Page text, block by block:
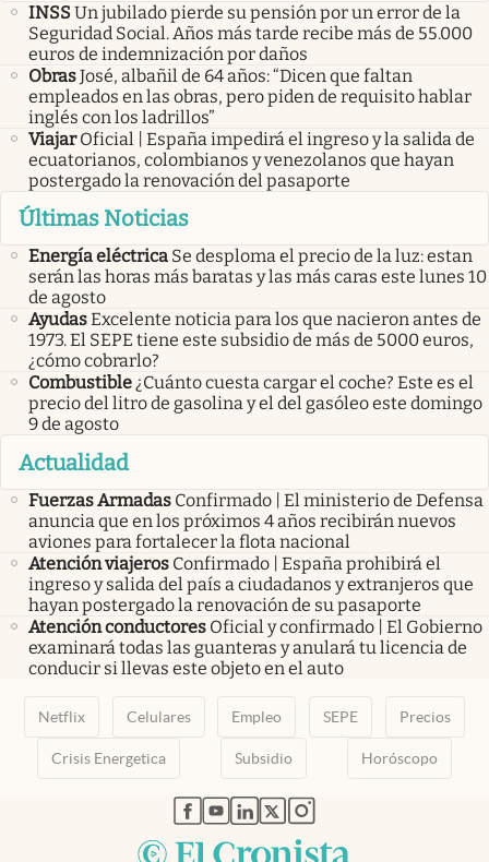
INSSUn jubilado pierde su pensión por un error de la
Seguridad Social. Años más tarde recibe más de 55.000
euros de indemnización por daños
ObrasJosé, albañil de 64 años: “Dicen que faltan
empleados en las obras, pero piden de requisito hablar
inglés con los ladrillos”
Viajar Oficial | España impedirá el ingreso y la salida de
ecuatorianos, colombianos y venezolanos que hayan
postergado la renovación del pasaporte
Últimas Noticias
Energía eléctrica Se desploma el precio de la luz: estan
serán las horas más baratas y las más caras este lunes 10
de agosto
AyudasExcelente noticia para los que nacieron antes de
1973. El SEPE tiene este subsidio de más de 5000 euros,
¿cómo cobrarlo?
Combustible¿Cuánto cuesta cargar el coche? Este es el
precio del litro de gasolina y el del gasóleo este domingo
9 de agosto
Actualidad
Fuerzas Armadas Confirmado | El ministerio de Defensa
anuncia que en los próximos 4 años recibirán nuevos
aviones para fortalecer la flota nacional
Atención viajeros Confirmado | España prohibirá el
ingreso y salida del país a ciudadanos y extranjeros que
hayan postergado la renovación de su pasaporte
Atención conductores Oficial y confirmado | El Gobierno
examinará todas las guanteras y anulará tu licencia de
conducir si llevas este objeto en el auto
Netflix Celulares Empleo SEPE Precios
Crisis Energetica Subsidio Horóscopo
abre en nueva pestaña
abre en nueva pestaña
abre en nueva pestaña
abre en nueva pestaña
abre en nueva pestaña